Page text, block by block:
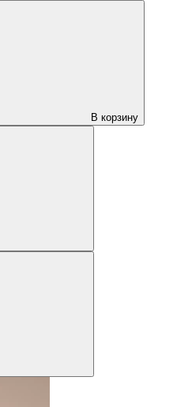
В корзину